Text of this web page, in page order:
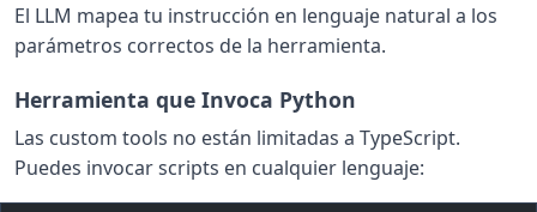
El LLM mapea tu instrucción en lenguaje natural a los
parámetros correctos de la herramienta.
Herramienta que Invoca Python
Las custom tools no están limitadas a TypeScript.
Puedes invocar scripts en cualquier lenguaje: